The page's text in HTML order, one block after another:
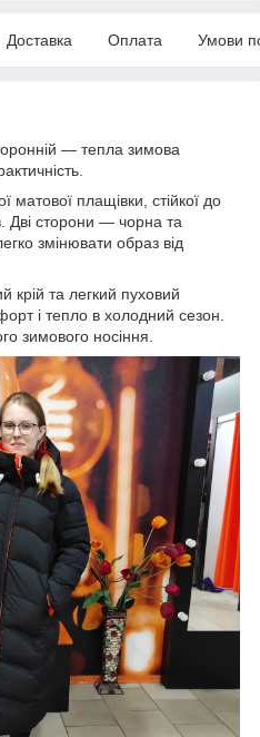
Доставка Оплата Умови
— тепла зимова
матової плащівки, стійкої до
Дві сторони — чорна та
змінювати образ від
та легкий пуховий
і тепло в холодний сезон.
зимового носіння.